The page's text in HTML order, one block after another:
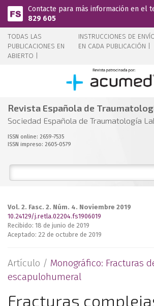
Pasar al contenido principal
Contacte para más información en el
829 605
TODAS LAS
PUBLICACIONES EN
ABIERTO |
INSTRUCCIONES DE
EN CADA PUBLICACIÓN |
Revista Española de
Sociedad Española de Traumatología
ISSN online: 2659-7535
ISSN impreso: 2605-0579
Vol. 2. Fasc. 2. Núm. 4. Noviembre 2019
10.24129/j.retla.02204.fs1906019
Recibido: 18 de junio de 2019
Aceptado: 22 de octubre de 2019
Artículo / Monográfico: Fracturas
escapulohumeral
Fracturas